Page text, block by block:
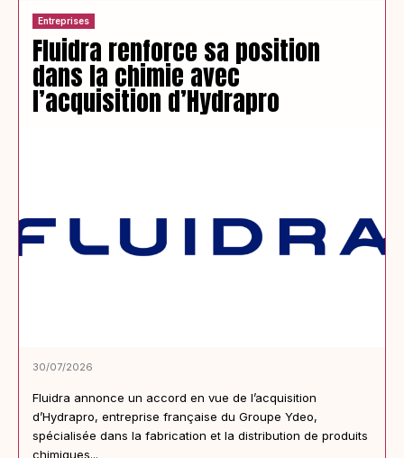
Entreprises
Fluidra renforce sa position
dans la chimie avec
l’acquisition d’Hydrapro
30/07/2026
Fluidra annonce un accord en vue de l’acquisition
d’Hydrapro, entreprise française du Groupe Ydeo,
spécialisée dans la fabrication et la distribution de produits
chimiques...